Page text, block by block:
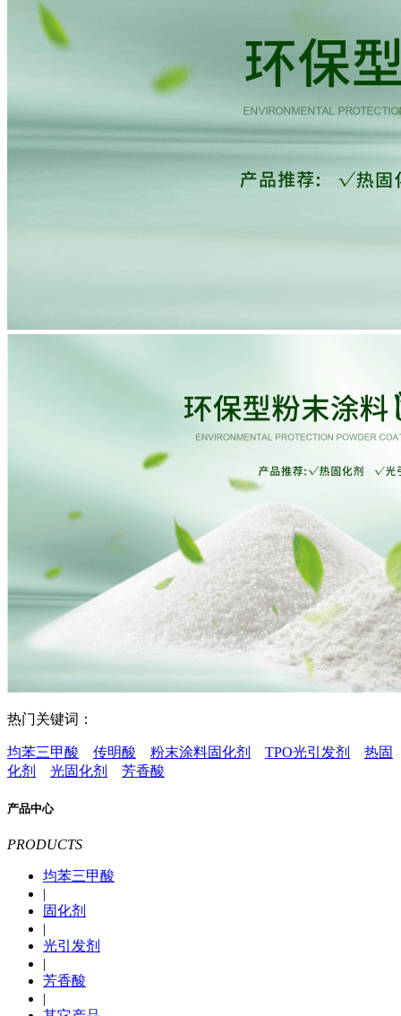
热门关键词：
均苯三甲酸 传明酸 粉末涂料固化剂 TPO光引发剂
热固
化剂
光固化剂 芳香酸
产品中心
PRODUCTS
均苯三甲酸
|
固化剂
|
光引发剂
|
芳香酸
|